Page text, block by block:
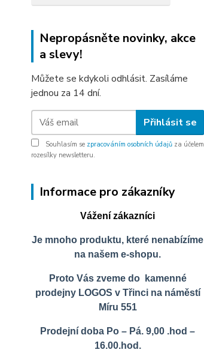
Nepropásněte novinky, akce
a slevy!
Můžete se kdykoli odhlásit. Zasíláme
jednou za 14 dní.
Přihlásit se
Souhlasím se zpracováním osobních údajů za účelem
rozesílky newsletteru.
Informace pro zákazníky
Vážení zákazníci
Je mnoho produktu, které nenabízíme
na našem e-shopu.
Proto Vás zveme do kamenné
prodejny LOGOS v Třinci na náměstí
Míru 551
Prodejní doba Po – Pá. 9,00 .hod –
16.00.hod.